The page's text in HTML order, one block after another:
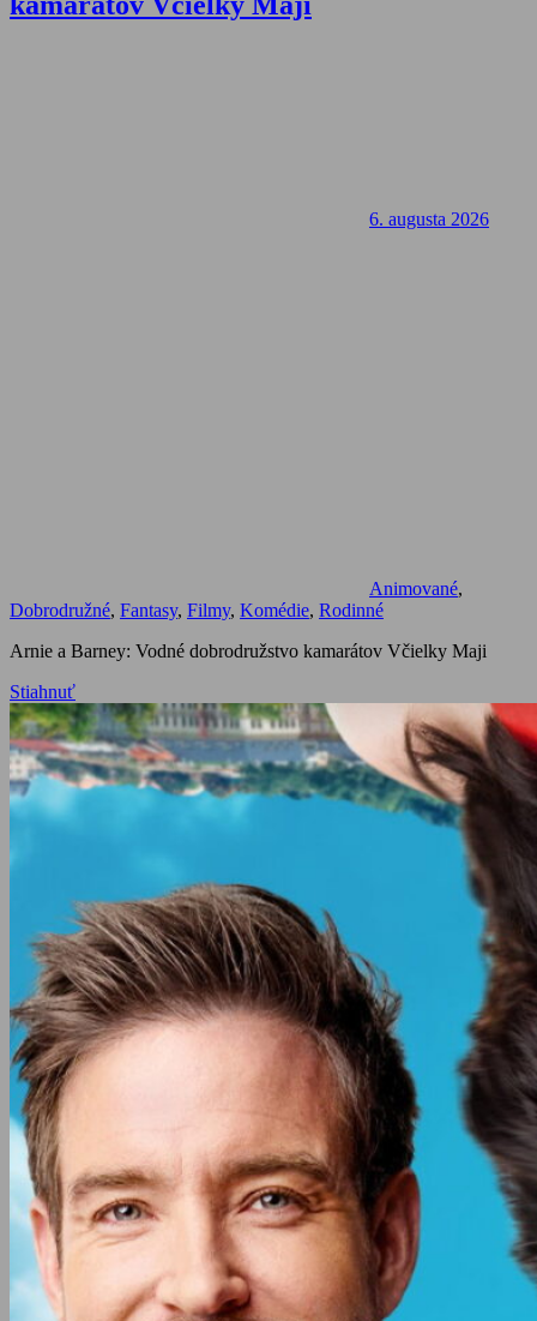
6. augusta 2026
Animované,
Dobrodružné, Fantasy, Filmy, Komédie, Rodinné
Arnie a Barney: Vodné dobrodružstvo kamarátov Včielky Maji
Stiahnuť